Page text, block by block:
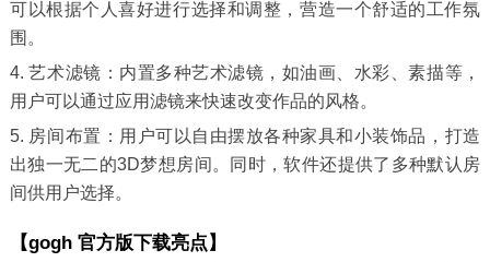
可以根据个人喜好进行选择和调整，营造一个舒适的工作氛
围。
4. 艺术滤镜：内置多种艺术滤镜，如油画、水彩、素描等，
用户可以通过应用滤镜来快速改变作品的风格。
5. 房间布置：用户可以自由摆放各种家具和小装饰品，打造
出独一无二的3D梦想房间。同时，软件还提供了多种默认房
间供用户选择。
【gogh 官方版下载亮点】